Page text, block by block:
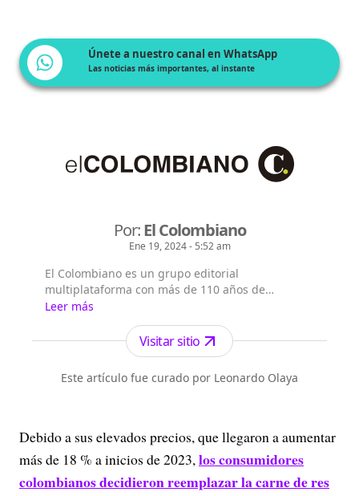
Únete a nuestro canal en WhatsApp
Las noticias más importantes, al instante
Por:El Colombiano
Ene 19, 2024 - 5:52 am
El Colombiano es un grupo editorial
multiplataforma con más de 110 años de
existencia. Nació en la ciudad de Medellín en
Antioquia. Fundado el 6 de febrero de 1912 por
Francisco de Paula Pérez, se ha especializado en
la investigación y generación de contenidos
periodísticos para diferentes plataformas en las
que provee a las audiencias de piezas mult...
Leer más
Visitar sitio
Este artículo fue curado por Leonardo Olaya
Debido a sus elevados precios, que llegaron a aumentar
más de 18 % a inicios de 2023,los consumidores
colombianos decidieron reemplazar la carne de res